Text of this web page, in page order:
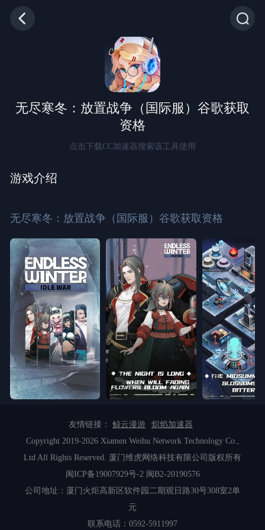
无尽寒冬：放置战争（国际服）谷歌获取
资格
点击下载CC加速器搜索该工具使用
游戏介绍
无尽寒冬：放置战争（国际服）谷歌获取资格
友情链接： 鲸云漫游
炽焰加速器
Copyright 2019-2026 Xiamen Weihu Network Technology Co.,
Ltd All Rights Reserved. 厦门维虎网络科技有限公司版权所有
闽ICP备19007929号-2 闽B2-20190576
公司地址：厦门火炬高新区软件园二期观日路30号308室2单
元
联系电话：0592-5911997